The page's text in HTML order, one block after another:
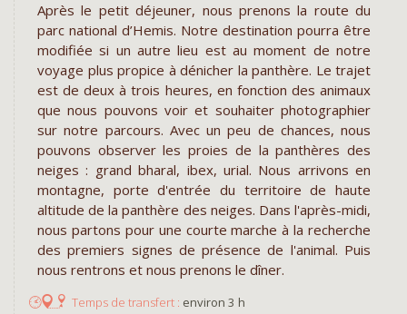
Après le petit déjeuner, nous prenons la route du
parc national d’Hemis. Notre destination pourra être
modifiée si un autre lieu est au moment de notre
voyage plus propice à dénicher la panthère. Le trajet
est de deux à trois heures, en fonction des animaux
que nous pouvons voir et souhaiter photographier
sur notre parcours. Avec un peu de chances, nous
pouvons observer les proies de la panthères des
neiges : grand bharal, ibex, urial. Nous arrivons en
montagne, porte d'entrée du territoire de haute
altitude de la panthère des neiges. Dans l'après-midi,
nous partons pour une courte marche à la recherche
des premiers signes de présence de l'animal. Puis
nous rentrons et nous prenons le dîner.
environ 3 h